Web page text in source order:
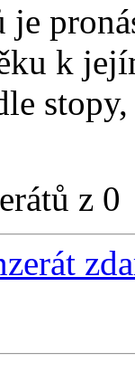
je
k
z 0